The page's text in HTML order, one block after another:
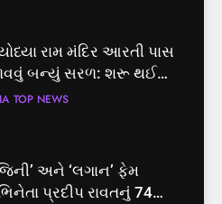
રામ મંદિર આરતી પાસ
બન્યું સરળ: શરૂ થઈ
સુવિધા, જાણો સંપૂર્ણ
TOP NEWS
અને ‘લગાન’ ફેમ
પ્રદીપ રાવતનું 74